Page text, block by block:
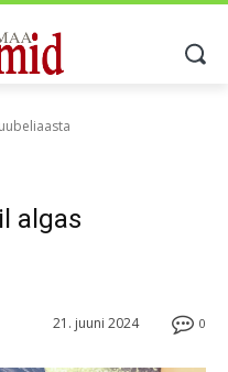
algas
0
21. juuni 2024